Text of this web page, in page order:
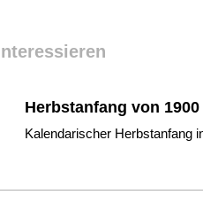
Herbstanfang von
Kalendarischer Herbstanfang